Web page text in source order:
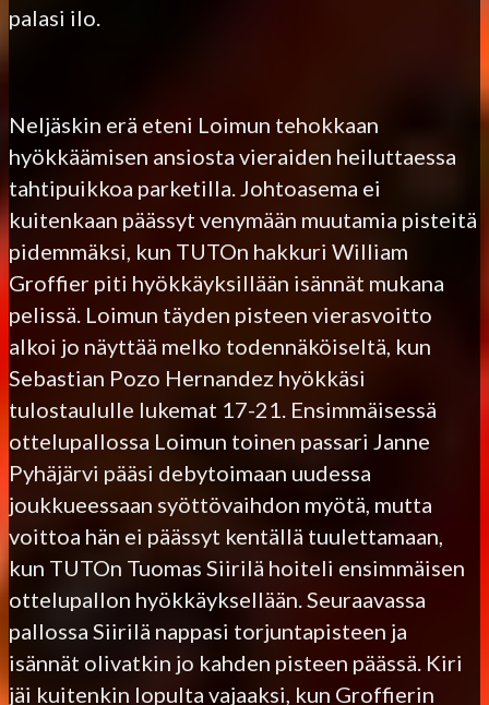
palasi ilo.
Neljäskin erä eteni Loimun tehokkaan
hyökkäämisen ansiosta vieraiden heiluttaessa
tahtipuikkoa parketilla. Johtoasema ei
kuitenkaan päässyt venymään muutamia pisteitä
pidemmäksi, kun TUTOn hakkuri William
Groffier piti hyökkäyksillään isännät mukana
pelissä. Loimun täyden pisteen vierasvoitto
alkoi jo näyttää melko todennäköiseltä, kun
Sebastian Pozo Hernandez hyökkäsi
tulostaululle lukemat 17-21. Ensimmäisessä
ottelupallossa Loimun toinen passari Janne
Pyhäjärvi pääsi debytoimaan uudessa
joukkueessaan syöttövaihdon myötä, mutta
voittoa hän ei päässyt kentällä tuulettamaan,
kun TUTOn Tuomas Siirilä hoiteli ensimmäisen
ottelupallon hyökkäyksellään. Seuraavassa
pallossa Siirilä nappasi torjuntapisteen ja
isännät olivatkin jo kahden pisteen päässä. Kiri
jäi kuitenkin lopulta vajaaksi, kun Groffierin